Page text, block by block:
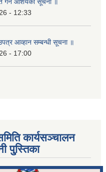
- 12:33
आव्हान सम्बन्धी सूचना ॥
- 17:00
कार्यसञ्चालन
पु्स्तिका